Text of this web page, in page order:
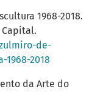
1968-2018.
de-
2018
da Arte do